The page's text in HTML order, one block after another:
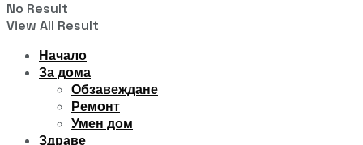
No Result
View All Result
Начало
За дома
Обзавеждане
Ремонт
Умен дом
Здраве